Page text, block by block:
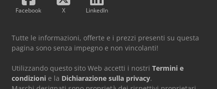
Facebook X LinkedIn
Tutte le informazioni, offerte e i prezzi presenti su questa
pagina sono senza impegno e non vincolanti!
Utilizzando questo sito Web accetti i nostri Termini e
condizioni e la Dichiarazione sulla privacy.